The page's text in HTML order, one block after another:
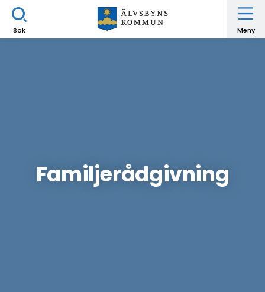
Sök Meny
Familjerådgivning